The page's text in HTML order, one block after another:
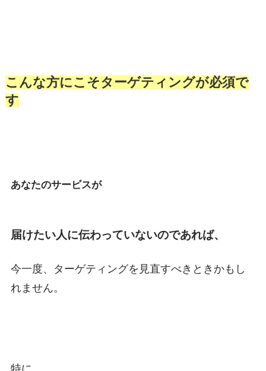
こんな方にこそターゲティングが必須で
す
あなたのサービスが
届けたい人に伝わっていないのであれば、
今一度、ターゲティングを見直すべきときかもし
れません。
特に